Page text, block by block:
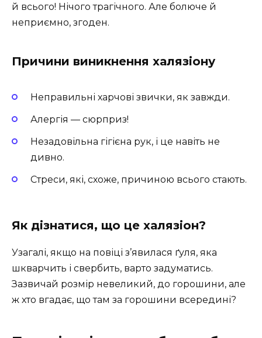
й всього! Нічого трагічного. Але болюче й
неприємно, згоден.
Причини виникнення халязіону
Неправильні харчові звички, як завжди.
Алергія — сюрприз!
Незадовільна гігієна рук, і це навіть не
дивно.
Стреси, які, схоже, причиною всього стають.
Як дізнатися, що це халязіон?
Узагалі, якщо на повіці з’явилася ґуля, яка
шкварчить і свербить, варто задуматись.
Зазвичай розмір невеликий, до горошини, але
ж хто вгадає, що там за горошини всередині?